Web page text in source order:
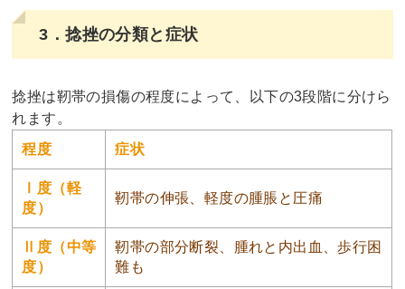
3．捻挫の分類と症状
捻挫は靭帯の損傷の程度によって、以下の3段階に分けら
れます。
程度
症状
Ⅰ度（軽
度）
靭帯の伸張、軽度の腫脹と圧痛
Ⅱ度（中等
度）
靭帯の部分断裂、腫れと内出血、歩行困
難も